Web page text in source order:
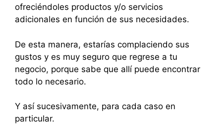
ofreciéndoles productos y/o servicios
adicionales en función de sus necesidades.
De esta manera, estarías complaciendo sus
gustos y es muy seguro que regrese a tu
negocio, porque sabe que allí puede encontrar
todo lo necesario.
Y así sucesivamente, para cada caso en
particular.